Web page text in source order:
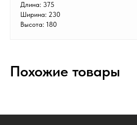
Длина: 375
Ширина: 230
Высота: 180
Похожие товары